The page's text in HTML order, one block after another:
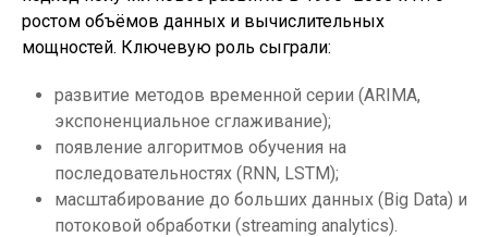
ростом объёмов данных и вычислительных
мощностей. Ключевую роль сыграли:
развитие методов временной серии (ARIMA,
экспоненциальное сглаживание);
появление алгоритмов обучения на
последовательностях (RNN, LSTM);
масштабирование до больших данных (Big Data) и
потоковой обработки (streaming analytics).